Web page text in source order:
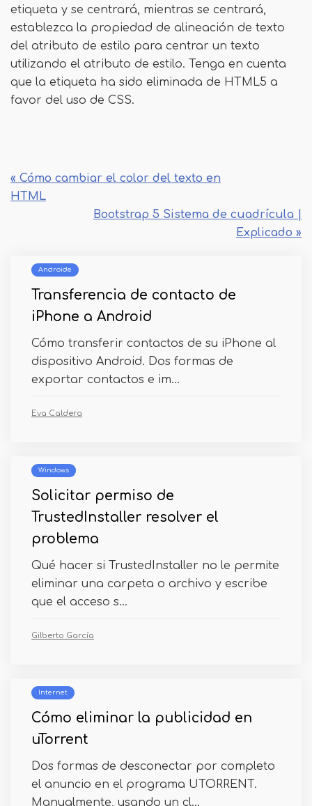
etiqueta y se centrará, mientras se centrará,
establezca la propiedad de alineación de texto
del atributo de estilo para centrar un texto
utilizando el atributo de estilo. Tenga en cuenta
que la etiqueta ha sido eliminada de HTML5 a
favor del uso de CSS.
« Cómo cambiar el color del texto en
HTML
Bootstrap 5 Sistema de cuadrícula |
Explicado »
Androide
Transferencia de contacto de
iPhone a Android
Cómo transferir contactos de su iPhone al
dispositivo Android. Dos formas de
exportar contactos e im...
Eva Caldera
Windows
Solicitar permiso de
TrustedInstaller resolver el
problema
Qué hacer si TrustedInstaller no le permite
eliminar una carpeta o archivo y escribe
que el acceso s...
Gilberto García
Internet
Cómo eliminar la publicidad en
uTorrent
Dos formas de desconectar por completo
el anuncio en el programa UTORRENT.
Manualmente, usando un cl...